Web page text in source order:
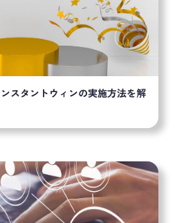
スタントウィンの実施方法を解